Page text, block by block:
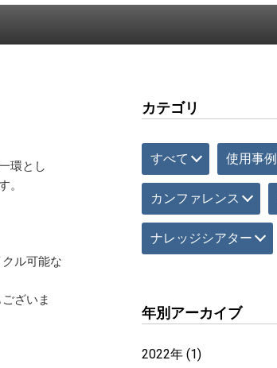
環とし
。
ル可能な
ざいま
カテゴリ
すべて 使用事例
カンファレンス
ナレッジシアター
年別アーカイブ
2022年 (1)